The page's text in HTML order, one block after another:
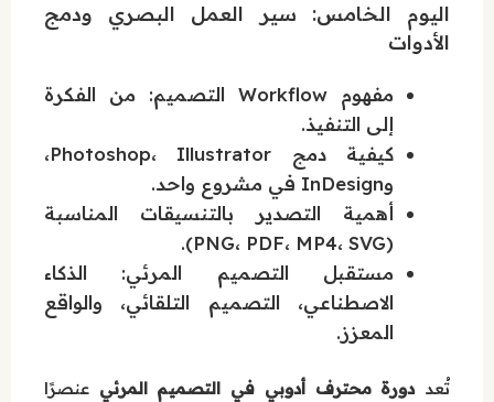
اليوم الخامس: سير العمل البصري ودمج
الأدوات
مفهوم Workflow التصميم: من الفكرة
إلى التنفيذ.
كيفية دمج Photoshop، Illustrator،
وInDesign في مشروع واحد.
أهمية التصدير بالتنسيقات المناسبة
(PNG، PDF، MP4، SVG).
مستقبل التصميم المرئي: الذكاء
الاصطناعي، التصميم التلقائي، والواقع
المعزز.
تُعددورة محترف أدوبي في التصميم المرئي عنصرًا